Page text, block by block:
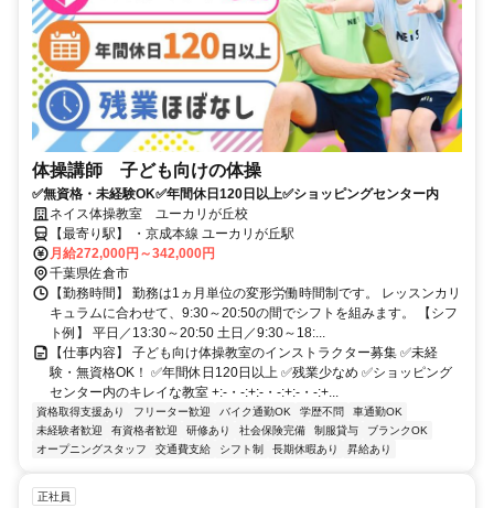
体操講師 子ども向けの体操
✅無資格・未経験OK✅年間休日120日以上✅ショッピングセンター内
ネイス体操教室 ユーカリが丘校
【最寄り駅】 ・京成本線 ユーカリが丘駅
月給272,000円～342,000円
千葉県佐倉市
【勤務時間】 勤務は1ヵ月単位の変形労働時間制です。 レッスンカリ
キュラムに合わせて、9:30～20:50の間でシフトを組みます。 【シフ
ト例】 平日／13:30～20:50 土日／9:30～18:...
【仕事内容】 子ども向け体操教室のインストラクター募集 ✅未経
験・無資格OK！ ✅年間休日120日以上 ✅残業少なめ ✅ショッピング
センター内のキレイな教室 +:-・-:+:-・-:+:-・-:+...
資格取得支援あり フリーター歓迎 バイク通勤OK 学歴不問
車通勤OK
未経験者歓迎
有資格者歓迎 研修あり 社会保険完備 制服貸与
ブランクOK
オープニングスタッフ
交通費支給 シフト制 長期休暇あり 昇給あり
正社員